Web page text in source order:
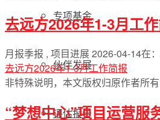
专项基金
伙伴发展
评估报告
去远方2026年1-3月工
月报季报 , 项目进展2026-04-14在：
去远方2026年1-3月工作简报
非特殊说明，本文版权归原作者所
“梦想中心”项目运营服